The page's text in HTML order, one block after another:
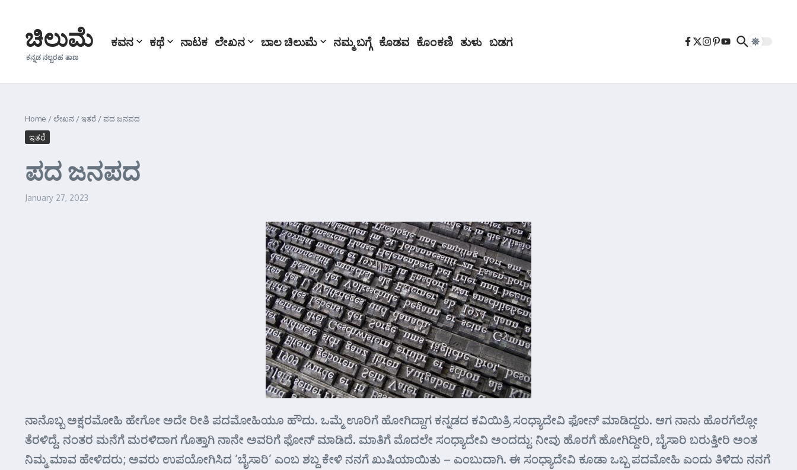
ಚಿಲುಮೆ
ಕನ್ನಡ ನಲ್ಬರಹ ತಾಣ
ಕವನ ಕಥೆ ನಾಟಕ ಲೇಖನ ಬಾಲ ಚಿಲುಮೆ ನಮ್ಮ ಬಗ್ಗೆ ಕೊಡವ ಕೊಂಕಣಿ ತುಳು ಬಡಗ
Home /ಲೇಖನ /ಇತರೆ /ಪದ ಜನಪದ
ಇತರೆ
ಪದ ಜನಪದ
January 27, 2023
ನಾನೊಬ್ಬ ಅಕ್ಷರಮೋಹಿ ಹೇಗೋ ಅದೇ ರೀತಿ ಪದಮೋಹಿಯೂ ಹೌದು. ಒಮ್ಮೆ ಊರಿಗೆ ಹೋಗಿದ್ದಾಗ ಕನ್ನಡದ ಕವಿಯಿತ್ರಿ ಸಂಧ್ಯಾದೇವಿ ಫೋನ್ ಮಾಡಿದ್ದರು. ಆಗ ನಾನು ಹೊರಗೆಲ್ಲೋ
ತೆರಳಿದ್ದೆ. ನಂತರ ಮನೆಗೆ ಮರಳಿದಾಗ ಗೊತ್ತಾಗಿ ನಾನೇ ಅವರಿಗೆ ಫೋನ್ ಮಾಡಿದೆ. ಮಾತಿಗೆ ಮೊದಲೇ ಸಂಧ್ಯಾದೇವಿ ಅಂದದ್ದು: ನೀವು ಹೊರಗೆ ಹೋಗಿದ್ದೀರಿ, ಬೈಸಾರಿ ಬರುತ್ತೀರಿ ಅಂತ
ನಿಮ್ಮ ಮಾವ ಹೇಳಿದರು; ಅವರು ಉಪಯೋಗಿಸಿದ ‘ಬೈಸಾರಿ’ ಎಂಬ ಶಬ್ದ ಕೇಳಿ ನನಗೆ ಖುಷಿಯಾಯಿತು – ಎಂಬುದಾಗಿ. ಈ ಸಂಧ್ಯಾದೇವಿ ಕೂಡಾ ಒಬ್ಬ ಪದಮೋಹಿ ಎಂದು ತಿಳಿದು ನನಗೆ